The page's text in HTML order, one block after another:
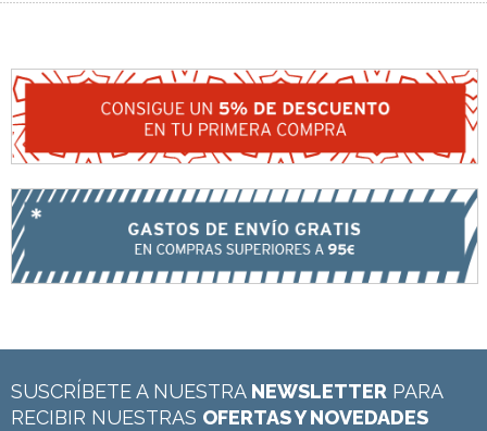
SUSCRÍBETE A NUESTRA NEWSLETTER PARA
RECIBIR NUESTRAS OFERTAS Y NOVEDADES